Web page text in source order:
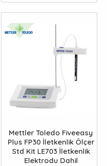
Mettler Toledo Fiveeasy
Plus FP30 İletkenlik Ölçer
Std Kit LE703 İletkenlik
Elektrodu Dahil